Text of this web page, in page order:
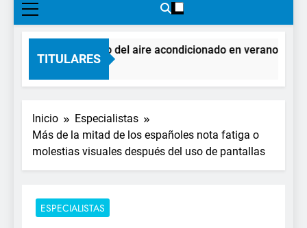
Especialistas, Farmacia, Etc…
TITULARES
El impacto del aire acondicionado en verano:
2 Días Atrás
Inicio
Especialistas
Más de la mitad de los españoles nota fatiga o
molestias visuales después del uso de pantallas
ESPECIALISTAS